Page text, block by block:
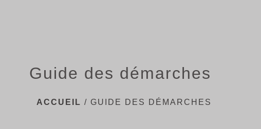
Guide des démarches
ACCUEIL / GUIDE DES DÉMARCHES